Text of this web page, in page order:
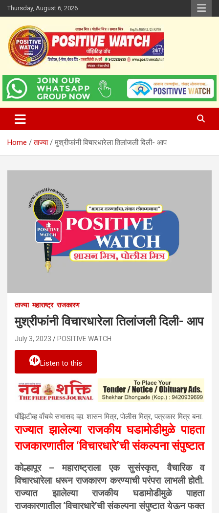
Skip
to
content
Thursday, August 6, 2026
Positive Watch
www.positivewatch.in
Home ताज्या मुश्रीफांनी विचारधारेला तिलांजली दिली- आप
ताज्या महाराष्ट्र राजकारण
मुश्रीफांनी विचारधारेला तिलांजली दिली- आप
July 3, 2023 POSITIVE WATCH
Listen to this
पाँझिटीव्ह वाँचचे सभासद व्हा. शासन मित्र, पाेलीस मित्र, पत्रकार मित्र बना.
राज्यात झालेल्या राजकीय घडामोडीमुळे पाहता
राजकारणातील ‘विचारधारे’ची संकल्पना संपुष्टात
कोल्हापूर – महाराष्ट्राला एक सुसंस्कृत, वैचारिक व
विचारधारेला धरून राजकारण करण्याची परंपरा लाभली होती.
राज्यात झालेल्या राजकीय घडामोडीमुळे पाहता
राजकारणातील ‘विचारधारे’ची संकल्पना संपुष्टात येऊन फक्त